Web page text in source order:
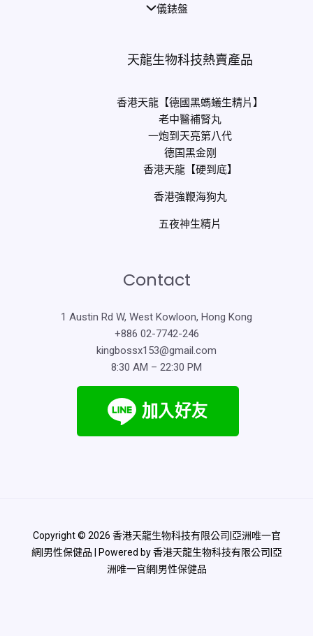
儀錶盤
天龍生物科技熱賣產品
香港天龍【德國黑螞蟻生精片】
老中醫補腎丸
一炮到天亮第八代
德国黑金刚
香港天龍【硬到底】
香港強鞭海狗丸
五夜神生精片
Contact
1 Austin Rd W, West Kowloon, Hong Kong
+886 02-7742-246
kingbossx153@gmail.com
8:30 AM – 22:30 PM
Copyright © 2026 香港天龍生物科技有限公司|亞洲唯一官
網|男性保健品 | Powered by 香港天龍生物科技有限公司|亞
洲唯一官網|男性保健品